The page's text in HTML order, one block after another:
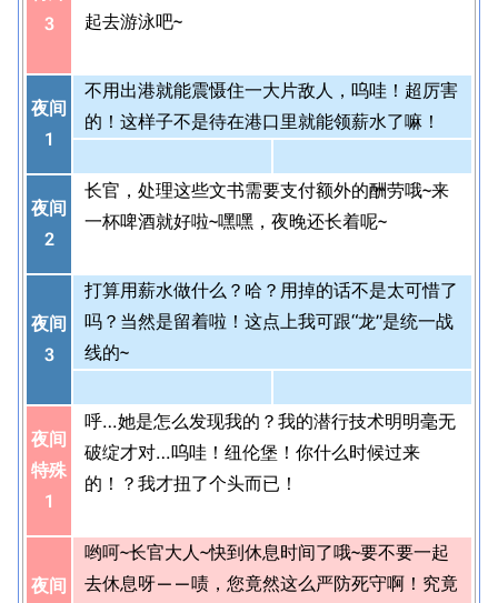
3
起去游泳吧~
夜间
1
不用出港就能震慑住一大片敌人，呜哇！超厉害
的！这样子不是待在港口里就能领薪水了嘛！
夜间
2
长官，处理这些文书需要支付额外的酬劳哦~来
一杯啤酒就好啦~嘿嘿，夜晚还长着呢~
夜间
3
打算用薪水做什么？哈？用掉的话不是太可惜了
吗？当然是留着啦！这点上我可跟“龙”是统一战
线的~
夜间
特殊
1
呼…她是怎么发现我的？我的潜行技术明明毫无
破绽才对…呜哇！纽伦堡！你什么时候过来
的！？我才扭了个头而已！
夜间
哟呵~长官大人~快到休息时间了哦~要不要一起
去休息呀——啧，您竟然这么严防死守啊！究竟